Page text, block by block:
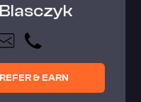
REFER & EARN